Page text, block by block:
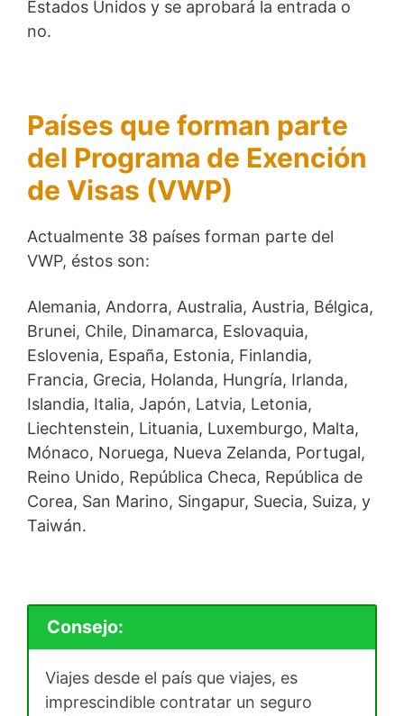
Estados Unidos y se aprobará la entrada o
no.
Países que forman parte
del Programa de Exención
de Visas (VWP)
Actualmente 38 países forman parte del
VWP, éstos son:
Alemania, Andorra, Australia, Austria, Bélgica,
Brunei, Chile, Dinamarca, Eslovaquia,
Eslovenia, España, Estonia, Finlandia,
Francia, Grecia, Holanda, Hungría, Irlanda,
Islandia, Italia, Japón, Latvia, Letonia,
Liechtenstein, Lituania, Luxemburgo, Malta,
Mónaco, Noruega, Nueva Zelanda, Portugal,
Reino Unido, República Checa, República de
Corea, San Marino, Singapur, Suecia, Suiza, y
Taiwán.
Consejo:
Viajes desde el país que viajes, es
imprescindible contratar un seguro